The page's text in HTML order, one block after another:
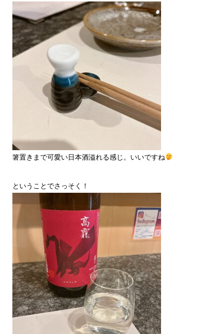
箸置きまで可愛い日本酒溢れる感じ。いいですね
ということでさっそく！